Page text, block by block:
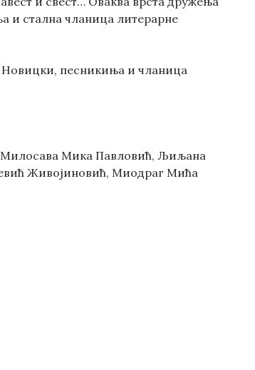
и стална чланица литерарне
Новицки, песникиња и чланица
Милосава Мика Павловић, Љиљана
Живојиновић, Миодраг Мића